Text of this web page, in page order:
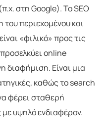
στη Google). Το SEO
του περιεχομένου και
«φιλικό» προς τις
online
διαφήμιση. Είναι μια
καθώς το search
φέρει σταθερή
με υψηλό ενδιαφέρον.